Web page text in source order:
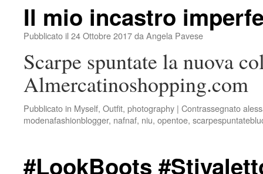
Il mio incastro
Pubblicato il 24 Ottobre 2017da Angela Pavese
Scarpe spuntate la nuova
Almercatinoshopping.com
Pubblicato in Myself, Outfit, photography | Contrassegnato
modenafashionblogger, nafnaf, niu, opentoe,
#LookBoots